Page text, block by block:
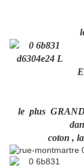
le plus
coton ,